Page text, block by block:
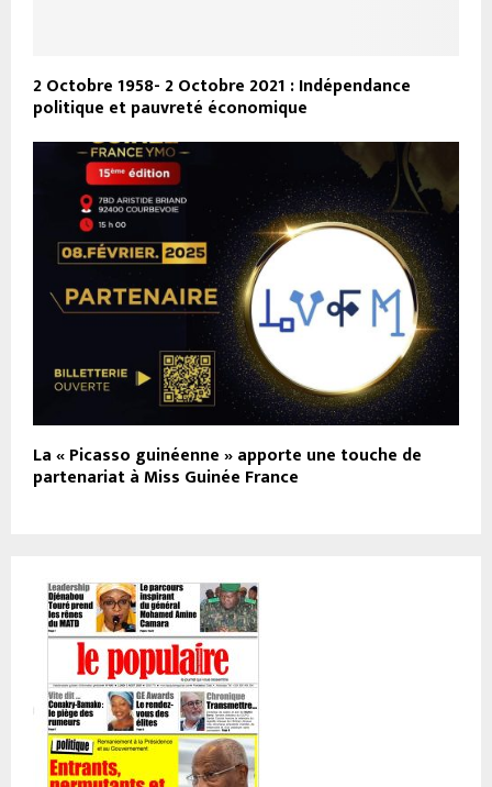
2 Octobre 1958- 2 Octobre 2021 : Indépendance
politique et pauvreté économique
La « Picasso guinéenne » apporte une touche de
partenariat à Miss Guinée France